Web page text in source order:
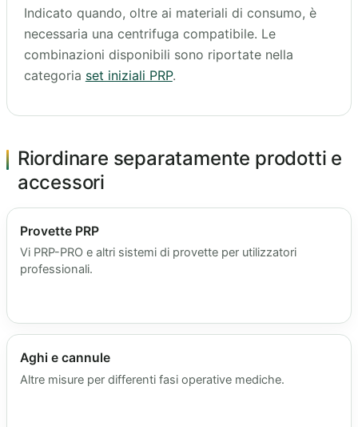
Indicato quando, oltre ai materiali di consumo, è
necessaria una centrifuga compatibile. Le
combinazioni disponibili sono riportate nella
categoria set iniziali PRP.
Riordinare separatamente prodotti e
accessori
Provette PRP
Vi PRP-PRO e altri sistemi di provette per utilizzatori
professionali.
Aghi e cannule
Altre misure per differenti fasi operative mediche.